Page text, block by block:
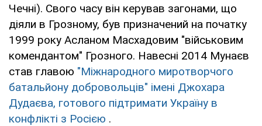
Чечні). Свого часу він керував загонами, що
діяли в Грозному, був призначений на початку
1999 року Асланом Масхадовим "військовим
комендантом" Грозного. Навесні 2014 Мунаєв
став главою "Міжнародного миротворчого
батальйону добровольців" імені Джохара
Дудаєва, готового підтримати Україну в
конфлікті з Росією .